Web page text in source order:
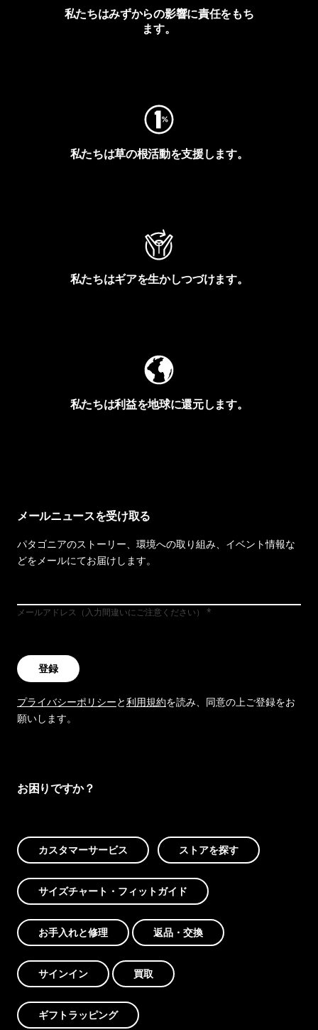
私たちはみずからの影響に責任をもち
ます。
私たちは草の根活動を支援します。
私たちはギアを生かしつづけます。
私たちは利益を地球に還元します。
メールニュースを受け取る
パタゴニアのストーリー、環境への取り組み、イベント情報な
どをメールにてお届けします。
メールアドレス（入力間違いにご注意ください）
登録
プライバシーポリシーと利用規約を読み、同意の上ご登録をお
願いします。
お困りですか？
カスタマーサービス ストアを探す
サイズチャート・フィットガイド
お手入れと修理 返品・交換
サインイン 買取
ギフトラッピング